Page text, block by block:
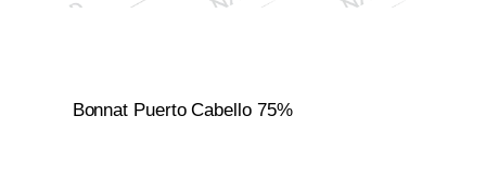
Bonnat Puerto Cabello 75%